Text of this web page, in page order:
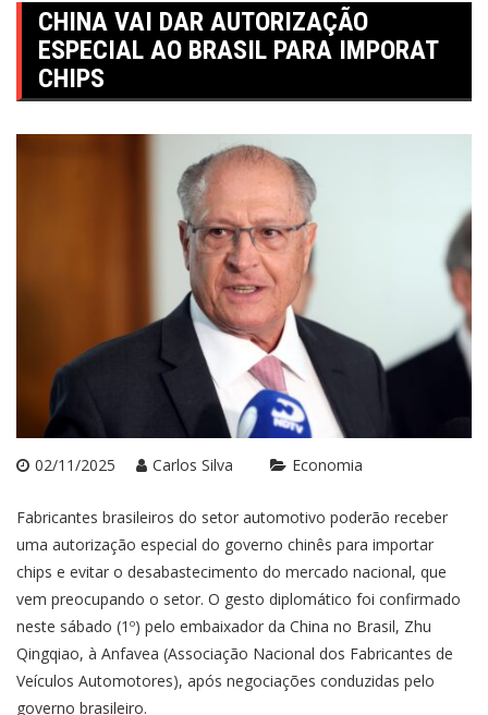
CHINA VAI DAR AUTORIZAÇÃO
ESPECIAL AO BRASIL PARA IMPORAT
CHIPS
02/11/2025 Carlos Silva Economia
Fabricantes brasileiros do setor automotivo poderão receber
uma autorização especial do governo chinês para importar
chips e evitar o desabastecimento do mercado nacional, que
vem preocupando o setor. O gesto diplomático foi confirmado
neste sábado (1º) pelo embaixador da China no Brasil, Zhu
Qingqiao, à Anfavea (Associação Nacional dos Fabricantes de
Veículos Automotores), após negociações conduzidas pelo
governo brasileiro.